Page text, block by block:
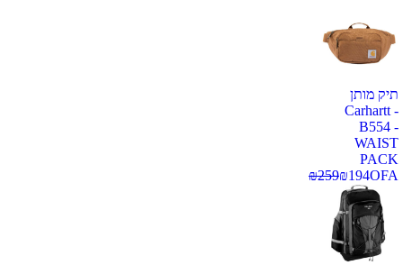
תיק מותן
Carhartt -
B554 -
WAIST
PACK
OFA
₪194
₪259